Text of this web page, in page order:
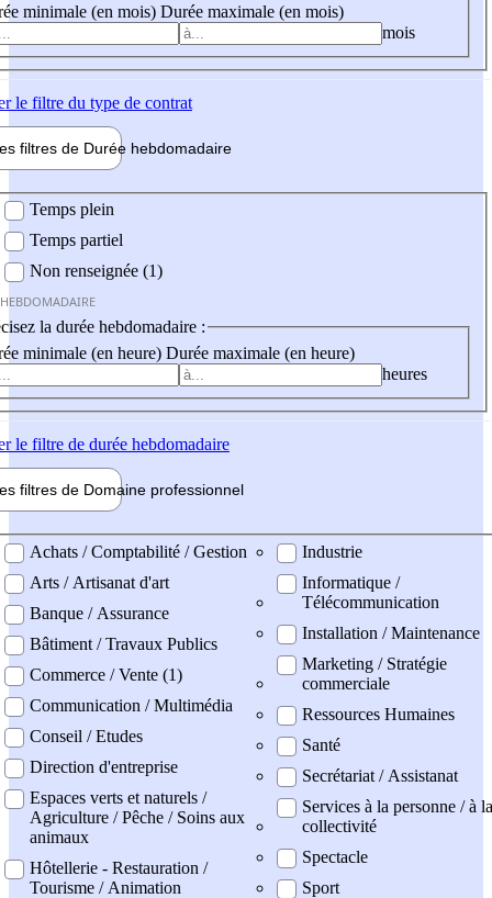
minimale (en mois) Durée maximale (en mois)
mois
le filtre du type de contrat
filtres de Durée hebdomadaire
Temps plein
Temps partiel
Non renseignée (1)
la durée hebdomadaire :
minimale (en heure) Durée maximale (en heure)
heures
le filtre de durée hebdomadaire
filtres de Domaine professionnel
professionel
Achats / Comptabilité / Gestion
Arts / Artisanat d'art
Banque / Assurance
Bâtiment / Travaux Publics
Commerce / Vente (1)
Communication / Multimédia
Conseil / Etudes
Direction d'entreprise
Espaces verts et naturels /
Agriculture / Pêche / Soins aux
animaux
Hôtellerie - Restauration /
Tourisme / Animation
Industrie
Informatique /
Télécommunication
Installation / Maintenance
Marketing / Stratégie
commerciale
Ressources Humaines
Santé
Secrétariat / Assistanat
Services à la personne / à la
collectivité
Spectacle
Sport